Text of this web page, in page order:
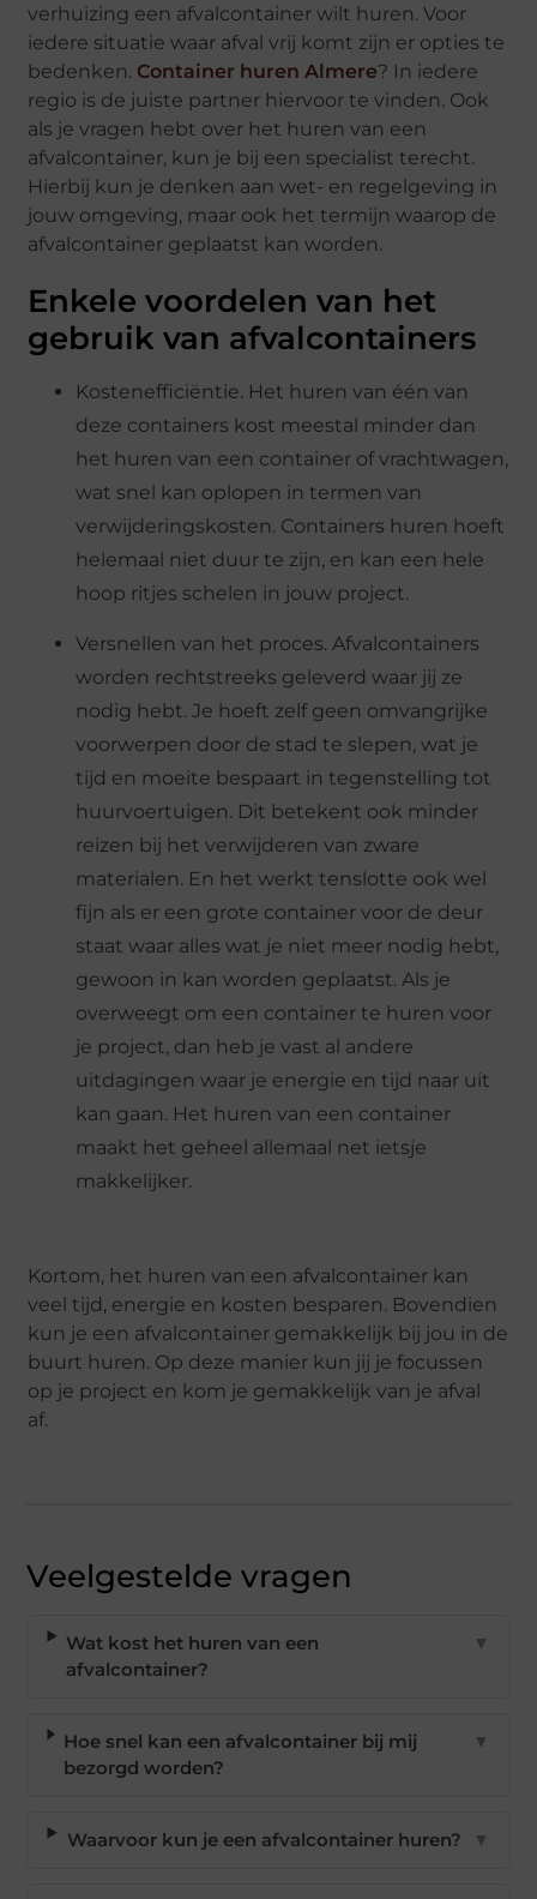
verhuizing een afvalcontainer wilt huren. Voor
iedere situatie waar afval vrij komt zijn er opties te
bedenken. Container huren Almere? In iedere
regio is de juiste partner hiervoor te vinden. Ook
als je vragen hebt over het huren van een
afvalcontainer, kun je bij een specialist terecht.
Hierbij kun je denken aan wet- en regelgeving in
jouw omgeving, maar ook het termijn waarop de
afvalcontainer geplaatst kan worden.
Enkele voordelen van het
gebruik van afvalcontainers
Kostenefficiëntie. Het huren van één van
deze containers kost meestal minder dan
het huren van een container of vrachtwagen,
wat snel kan oplopen in termen van
verwijderingskosten. Containers huren hoeft
helemaal niet duur te zijn, en kan een hele
hoop ritjes schelen in jouw project.
Versnellen van het proces. Afvalcontainers
worden rechtstreeks geleverd waar jij ze
nodig hebt. Je hoeft zelf geen omvangrijke
voorwerpen door de stad te slepen, wat je
tijd en moeite bespaart in tegenstelling tot
huurvoertuigen. Dit betekent ook minder
reizen bij het verwijderen van zware
materialen. En het werkt tenslotte ook wel
fijn als er een grote container voor de deur
staat waar alles wat je niet meer nodig hebt,
gewoon in kan worden geplaatst. Als je
overweegt om een container te huren voor
je project, dan heb je vast al andere
uitdagingen waar je energie en tijd naar uit
kan gaan. Het huren van een container
maakt het geheel allemaal net ietsje
makkelijker.
Kortom, het huren van een afvalcontainer kan
veel tijd, energie en kosten besparen. Bovendien
kun je een afvalcontainer gemakkelijk bij jou in de
buurt huren. Op deze manier kun jij je focussen
op je project en kom je gemakkelijk van je afval
af.
Veelgestelde vragen
Wat kost het huren van een
afvalcontainer?
▼
Hoe snel kan een afvalcontainer bij mij
bezorgd worden?
▼
Waarvoor kun je een afvalcontainer huren? ▼